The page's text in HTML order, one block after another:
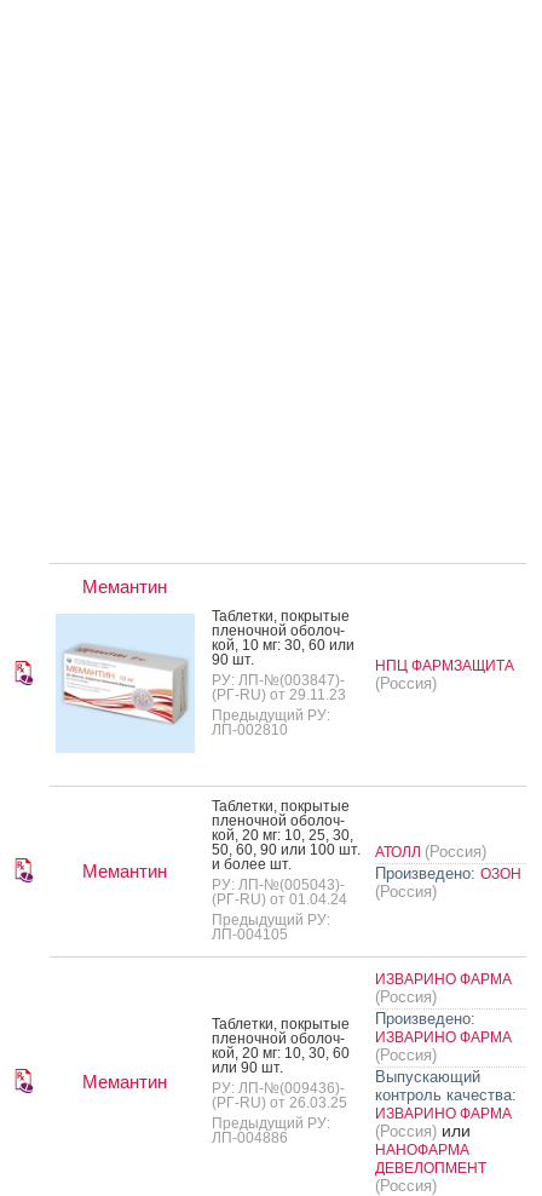
Мемантин
Таб­летки, пок­ры­тые
пле­ноч­ной обо­лоч­
кой, 10 мг: 30, 60 или
90 шт.
РУ: ЛП-№(003847)-
(РГ-RU) от 29.11.23
Предыдущий РУ:
ЛП-002810
НПЦ ФАРМЗАЩИТА
(Россия)
Мемантин
Таб­летки, пок­ры­тые
пле­ноч­ной обо­лоч­
кой, 20 мг: 10, 25, 30,
50, 60, 90 или 100 шт.
и бо­лее шт.
РУ: ЛП-№(005043)-
(РГ-RU) от 01.04.24
Предыдущий РУ:
ЛП-004105
АТОЛЛ (Россия)
Произведено: ОЗОН
(Россия)
Мемантин
Таб­летки, пок­ры­тые
пле­ноч­ной обо­лоч­
кой, 20 мг: 10, 30, 60
или 90 шт.
РУ: ЛП-№(009436)-
(РГ-RU) от 26.03.25
Предыдущий РУ:
ЛП-004886
ИЗВАРИНО ФАРМА
(Россия)
Произведено:
ИЗВАРИНО ФАРМА
(Россия)
Выпускающий
контроль качества:
ИЗВАРИНО ФАРМА
(Россия) или
НАНОФАРМА
ДЕВЕЛОПМЕНТ
(Россия)